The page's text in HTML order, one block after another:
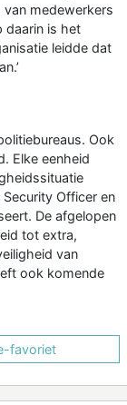
medewerkers
daarin is het
leidde dat
Ook
Elke eenheid
Officer en
De afgelopen
tot extra,
van
ook komende
favoriet